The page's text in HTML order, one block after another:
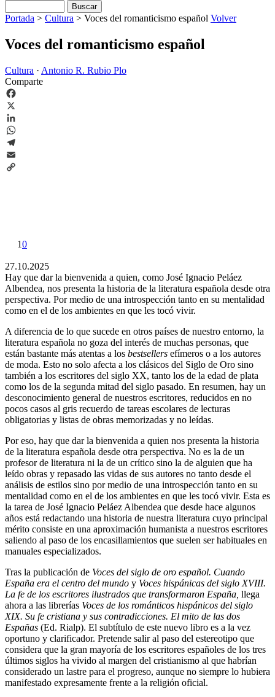
Portada > Cultura > Voces del romanticismo español Volver
Voces del romanticismo español
Cultura · Antonio R. Rubio Plo
Comparte
Facebook
X
LinkedIn
WhatsApp
Telegram
Email
10
27.10.2025
Hay que dar la bienvenida a quien, como José Ignacio Peláez
Albendea, nos presenta la historia de la literatura española desde otra
perspectiva. Por medio de una introspección tanto en su mentalidad
como en el de los ambientes en que les tocó vivir.
A diferencia de lo que sucede en otros países de nuestro entorno, la
literatura española no goza del interés de muchas personas, que
están bastante más atentas a los bestsellers efímeros o a los autores
de moda. Esto no solo afecta a los clásicos del Siglo de Oro sino
también a los escritores del siglo XX, tanto los de la edad de plata
como los de la segunda mitad del siglo pasado. En resumen, hay un
desconocimiento general de nuestros escritores, reducidos en no
pocos casos al gris recuerdo de tareas escolares de lecturas
obligatorias y listas de obras memorizadas y no leídas.
Por eso, hay que dar la bienvenida a quien nos presenta la historia
de la literatura española desde otra perspectiva. No es la de un
profesor de literatura ni la de un crítico sino la de alguien que ha
leído obras y repasado las vidas de sus autores no tanto desde el
análisis de estilos sino por medio de una introspección tanto en su
mentalidad como en el de los ambientes en que les tocó vivir. Esta es
la tarea de José Ignacio Peláez Albendea que desde hace algunos
años está redactando una historia de nuestra literatura cuyo principal
mérito consiste en una aproximación humanista a nuestros escritores
saliendo al paso de los encasillamientos que suelen ser habituales en
manuales especializados.
Tras la publicación de Voces del siglo de oro español. Cuando
España era el centro del mundo y Voces hispánicas del siglo XVIII.
La fe de los escritores ilustrados que transformaron España, llega
ahora a las librerías Voces de los románticos hispánicos del siglo
XIX. Su fe cristiana y sus contradicciones. El mito de las dos
Españas (Ed. Rialp). El subtítulo de este nuevo libro es a la vez
oportuno y clarificador. Pretende salir al paso del estereotipo que
considera que la gran mayoría de los escritores españoles de los tres
últimos siglos ha vivido al margen del cristianismo al que habrían
considerado un lastre para el progreso, aunque no siempre lo hubiera
manifestado expresamente frente a la religión oficial.